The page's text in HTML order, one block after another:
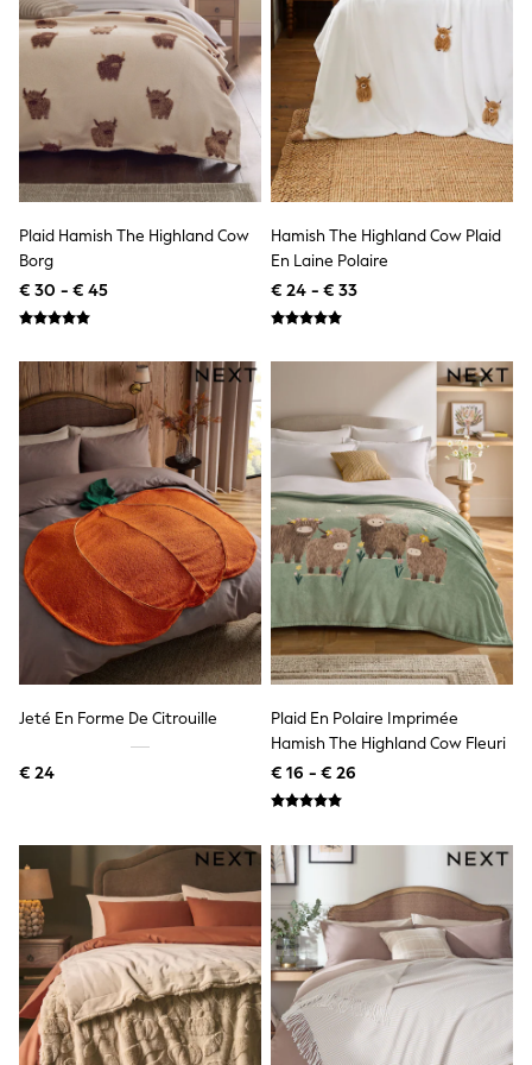
Crocs
Havaianas
Pour Moi
Rayban
Skechers
GIRLS
New In
New in from Next
New In
Trending: Top & Short Sets
Trending: Clogs
THE SET
116 - 134cm
140 - 174cm
All Clothing
T-Shirts
Dresses
Shorts & Skirts
Coats & Jackets
Sweatshirts & Hoodies
Knitwear
Trousers & Leggings
Sets & Outfits
Tops
Nightwear & Pyjamas
Jumpsuits & Playsuits
Jeans
Swimwear
Sportswear
Dresses
Shorts
Skirts
Sandals & Sliders
Rash Vests
Sun Safe Swimwear
Sun Hats & Caps
Denim Jackets
Raincoats
Plaid Hamish The Highland Cow
Borg
€ 30 - € 45
Hamish The Highland Cow Plaid
En Laine Polaire
€ 24 - € 33
Jeté En Forme De Citrouille
€ 24
Plaid En Polaire Imprimée
Hamish The Highland Cow Fleuri
€ 16 - € 26